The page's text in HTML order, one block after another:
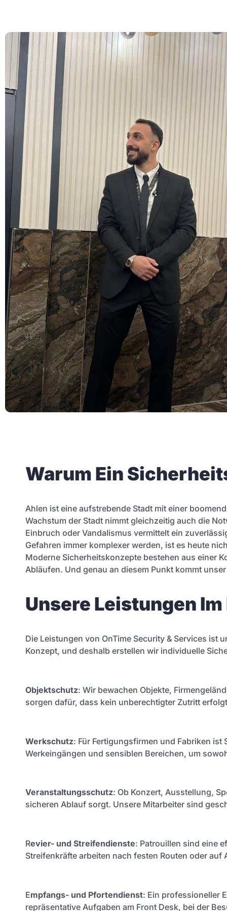
Warum Ein
Ahlen ist eine aufstrebende Stadt mit einer
Wachstum der Stadt nimmt gleichzeitig auch die
Einbruch oder Vandalismus vermittelt ein
Gefahren immer komplexer werden, ist es heute
Moderne Sicherheitskonzepte bestehen aus einer
Abläufen. Und genau an diesem Punkt kommt
Unsere Leistungen
Die Leistungen von OnTime Security & Services
Konzept, und deshalb erstellen wir individuelle
Objektschutz: Wir bewachen Objekte,
sorgen dafür, dass kein unberechtigter Zutritt
Werkschutz: Für Fertigungsfirmen und Fabriken
Werkeingängen und sensiblen Bereichen, um
Veranstaltungsschutz: Ob Konzert, Ausstellung,
sicheren Ablauf sorgt. Unsere Mitarbeiter sind
Revier- und Streifendienste: Patrouillen sind eine
Streifenkräfte arbeiten nach festen Routen oder
Empfangs- und Pfortendienst: Ein professioneller
repräsentative Aufgaben am Front Desk, bei der